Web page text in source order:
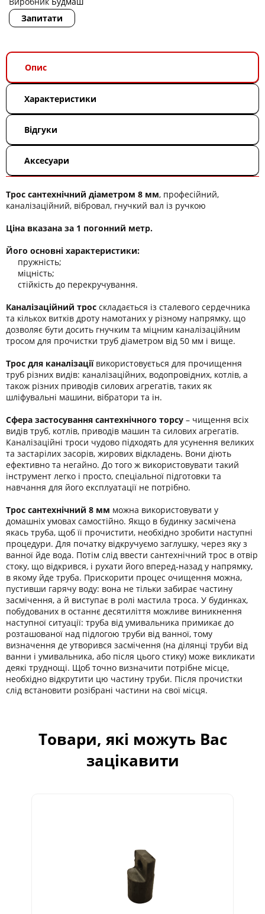
Запитати
Опис
Характеристики
Відгуки
Аксесуари
Трос сантехнічний діаметром 8 мм, професійний,
каналізаційний, вібровал, гнучкий вал із ручкою
Ціна вказана за 1 погонний метр.
Його основні характеристики:
пружність;
міцність;
стійкість до перекручування.
Каналізаційний трос складається із сталевого сердечника
та кількох витків дроту намотаних у різному напрямку, що
дозволяє бути досить гнучким та міцним каналізаційним
тросом для прочистки труб діаметром від 50 мм і вище.
Трос для каналізаціївикористовується для прочищення
труб різних видів: каналізаційних, водопровідних, котлів, а
також різних приводів силових агрегатів, таких як
шліфувальні машини, вібратори та ін.
Сфера застосування сантехнічного торсу – чищення всіх
видів труб, котлів, приводів машин та силових агрегатів.
Каналізаційні троси чудово підходять для усунення великих
та застарілих засорів, жирових відкладень. Вони діють
ефективно та негайно. До того ж використовувати такий
інструмент легко і просто, спеціальної підготовки та
навчання для його експлуатації не потрібно.
Трос сантехнічний 8 мм можна використовувати у
домашніх умовах самостійно. Якщо в будинку засмічена
якась труба, щоб її прочистити, необхідно зробити наступні
процедури. Для початку відкручуємо заглушку, через яку з
ванної йде вода. Потім слід ввести сантехнічний трос в отвір
стоку, що відкрився, і рухати його вперед-назад у напрямку,
в якому йде труба. Прискорити процес очищення можна,
пустивши гарячу воду: вона не тільки забирає частину
засмічення, а й виступає в ролі мастила троса. У будинках,
побудованих в останнє десятиліття можливе виникнення
наступної ситуації: труба від умивальника примикає до
розташованої над підлогою труби від ванної, тому
визначення де утворився засмічення (на ділянці труби від
ванни і умивальника, або після цього стику) може викликати
деякі труднощі. Щоб точно визначити потрібне місце,
необхідно відкрутити цю частину труби. Після прочистки
слід встановити розібрані частини на свої місця.
Товари, які можуть Вас
зацікавити